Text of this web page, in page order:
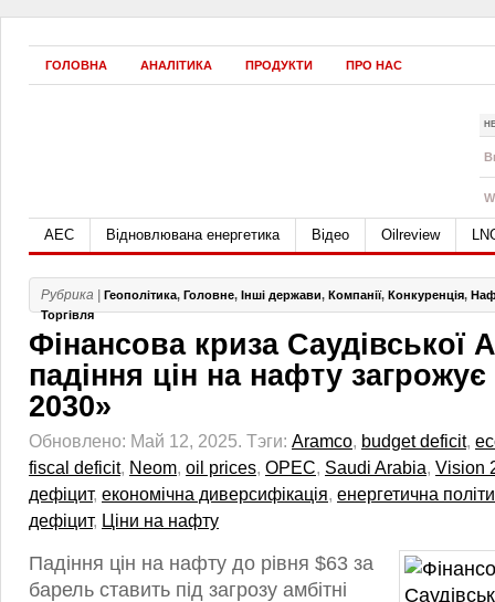
ГОЛОВНА АНАЛІТИКА ПРОДУКТИ ПРО НАС
АЕС Відновлювана енергетика Відео Oilreview
Рубрика | Геополітика, Головне, Інші держави, Компанії, Конкуренція,
Торгівля
Фінансова криза Саудівської
падіння цін на нафту
2030»
Обновлено: Май 12, 2025. Тэги: Aramco, budget deficit,
fiscal deficit, Neom, oil prices, OPEC, Saudi Arabia, Vision
дефіцит, економічна диверсифікація, енергетична
дефіцит, Ціни на нафту
Падіння цін на нафту до рівня $63 за
барель ставить під загрозу амбітні